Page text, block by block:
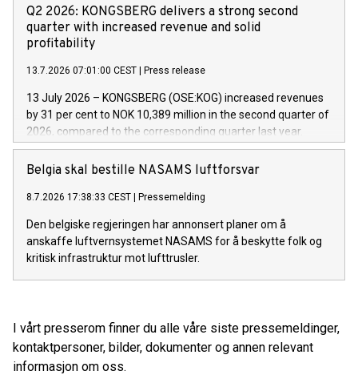
tre divisjoner.
Q2 2026: KONGSBERG delivers a strong second
quarter with increased revenue and solid
profitability
13.7.2026 07:01:00 CEST Press release
13 July 2026 ­– KONGSBERG (OSE:KOG) increased revenues
by 31 per cent to NOK 10,389 million in the second quarter of
2026, compared to the corresponding quarter last year.
Profitability improved, driven by higher volumes and strong
project execution across the company’s three divisions.
Belgia skal bestille NASAMS luftforsvar
8.7.2026 17:38:33 CEST Pressemelding
Den belgiske regjeringen har annonsert planer om å
anskaffe luftvernsystemet NASAMS for å beskytte folk og
kritisk infrastruktur mot lufttrusler.
I vårt presserom finner du alle våre siste pressemeldinger,
kontaktpersoner, bilder, dokumenter og annen relevant
informasjon om oss.